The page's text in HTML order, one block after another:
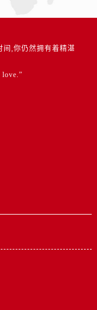
间,你仍然拥有着精湛